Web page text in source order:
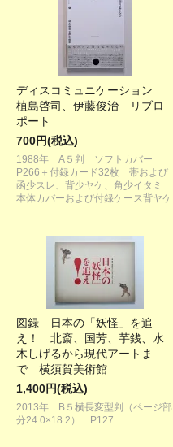
ディスコミュニケーション
植島啓司、伊藤俊治 リブロ
ポート
700円(税込)
1988年 A５判 ソフトカバー
P266＋付録カード32枚 帯および
函少スレ、背少ヤケ、角少イタミ
本体カバーおよび付録ケース背ヤケ
図録 日本の「妖怪」を追
え！ 北斎、国芳、芋銭、水
木しげるから現代アートま
で 横須賀美術館
1,400円(税込)
2013年 B５横長変型判（ページ部
分24.0×18.2） P127